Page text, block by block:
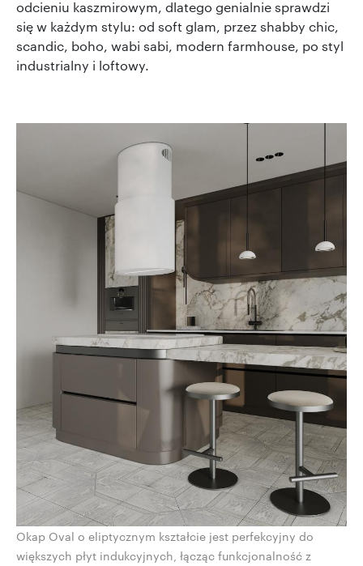
odcieniu kaszmirowym, dlatego genialnie sprawdzi
się w każdym stylu: od soft glam, przez shabby chic,
scandic, boho, wabi sabi, modern farmhouse, po styl
industrialny i loftowy.
Okap Oval o eliptycznym kształcie jest perfekcyjny do
większych płyt indukcyjnych, łącząc funkcjonalność z